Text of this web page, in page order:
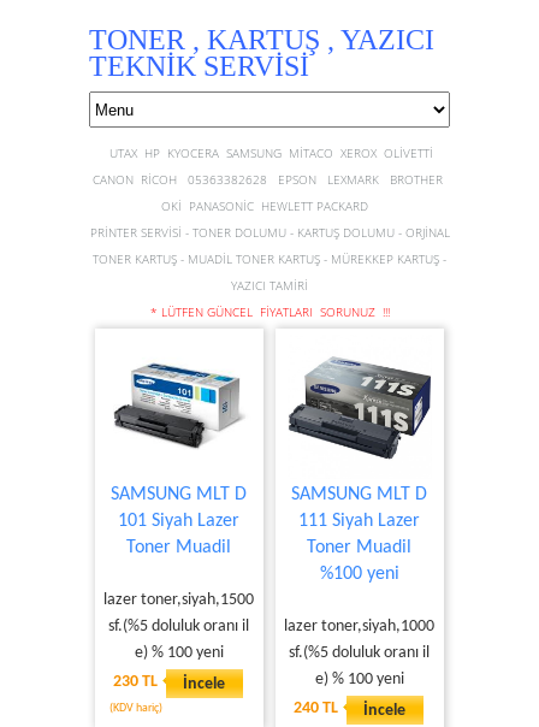
TONER , KARTUŞ , YAZICI
TEKNİK SERVİSİ
UTAX HP KYOCERA SAMSUNG MİTACO XEROX OLİVETTİ
CANON RİCOH 05363382628 EPSON LEXMARK BROTHER
OKİ PANASONİC HEWLETT PACKARD
PRİNTER SERVİSİ - TONER DOLUMU - KARTUŞ DOLUMU - ORJİNAL
TONER KARTUŞ - MUADİL TONER KARTUŞ - MÜREKKEP KARTUŞ -
YAZICI TAMİRİ
* LÜTFEN GÜNCEL FİYATLARI SORUNUZ !!!
SAMSUNG MLT D
101 Siyah Lazer
Toner Muadil
lazer toner,siyah,1500
sf.(%5 doluluk oranı il
e) % 100 yeni
230 TL
(KDV hariç)
İncele
SAMSUNG MLT D
111 Siyah Lazer
Toner Muadil
%100 yeni
lazer toner,siyah,1000
sf.(%5 doluluk oranı il
e) % 100 yeni
240 TL
İncele